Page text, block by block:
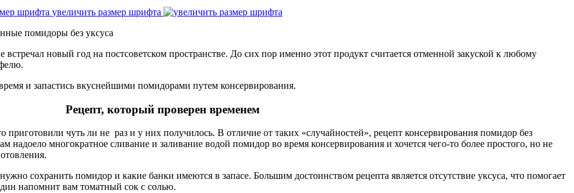
увеличить размер шрифта
помидоры без уксуса
новый год на постсоветском пространстве. До сих пор именно этот продукт считается отменной закуской к любому
и запастись вкуснейшими помидорами путем консервирования.
Рецепт, который проверен временем
приготовили чуть ли не раз и у них получилось. В отличие от таких «случайностей», рецепт консервирования помидор без
надоело многократное сливание и заливание водой помидор во время консервирования и хочется чего-то более простого, но не
сохранить помидор и какие банки имеются в запасе. Большим достоинством рецепта является отсутствие уксуса, что помогает
напомнит вам томатный сок с солью.